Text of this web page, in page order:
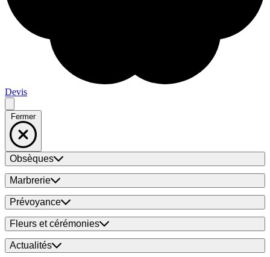
Devis
Fermer
Obsèques
Marbrerie
Prévoyance
Fleurs et cérémonies
Actualités